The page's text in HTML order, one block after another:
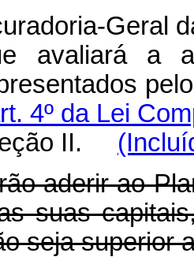
Geral
avaliará a
4º da Lei
II.
aderir ao
suas
seja superior